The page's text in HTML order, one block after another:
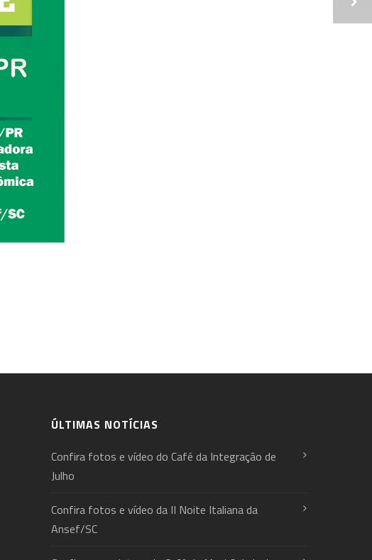
ÚLTIMAS NOTÍCIAS
Confira fotos e vídeo do Café da Integração de
Julho
Confira fotos e vídeo da II Noite Italiana da
Ansef/SC